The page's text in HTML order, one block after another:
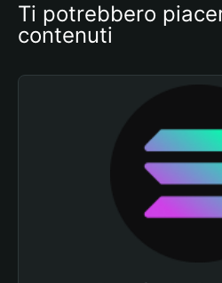
Ti potrebbero
contenuti